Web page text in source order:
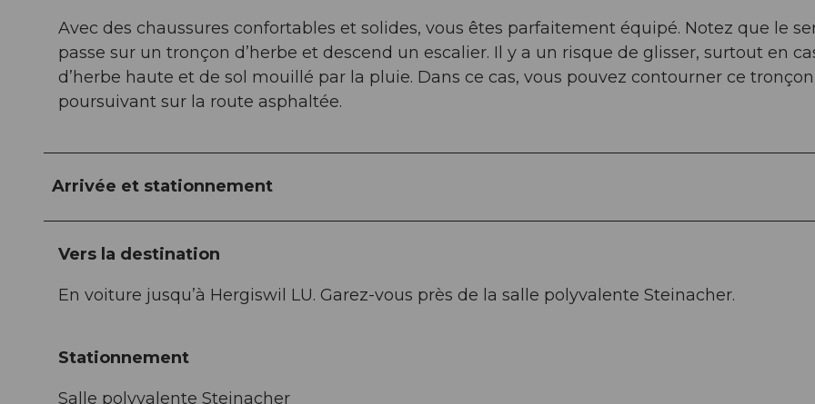
Avec des chaussures confortables et solides, vous êtes parfaitement équipé. Notez que le
passe sur un tronçon d’herbe et descend un escalier. Il y a un risque de glisser, surtout en
d’herbe haute et de sol mouillé par la pluie. Dans ce cas, vous pouvez contourner ce
poursuivant sur la route asphaltée.
Arrivée et stationnement
Vers la destination
En voiture jusqu’à Hergiswil LU. Garez-vous près de la salle polyvalente Steinacher.
Stationnement
Salle polyvalente Steinacher